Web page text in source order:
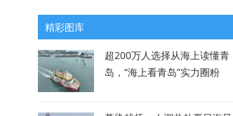
精彩图库
超200万人选择从海上读懂青
岛，“海上看青岛”实力圈粉